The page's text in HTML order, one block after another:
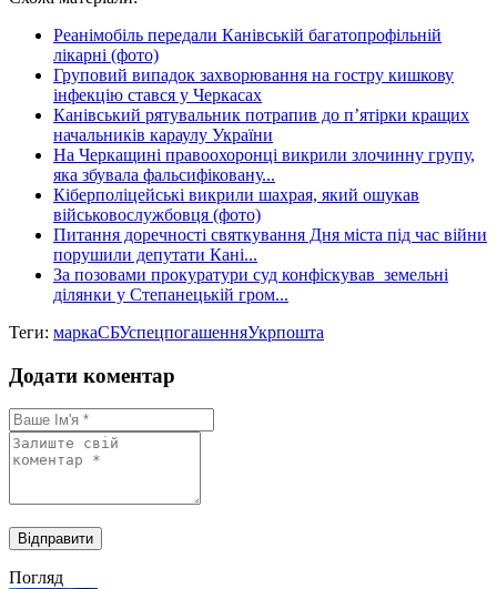
Share
Реанімобіль передали Канівській багатопрофільній
лікарні (фото)
Груповий випадок захворювання на гостру кишкову
інфекцію стався у Черкасах
Канівський рятувальник потрапив до п’ятірки кращих
начальників караулу України
На Черкащині правоохоронці викрили злочинну групу,
яка збувала фальсифіковану...
Кіберполіцейські викрили шахрая, який ошукав
військовослужбовця (фото)
Питання доречності святкування Дня міста під час війни
порушили депутати Кані...
За позовами прокуратури суд конфіскував земельні
ділянки у Степанецькій гром...
Теги: маркаСБУспецпогашенняУкрпошта
Додати коментар
Погляд